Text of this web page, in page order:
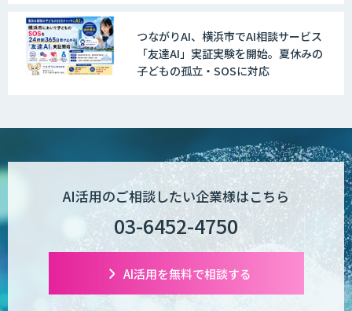
IBT BizTAPAI
オーダーメイドAI開発
つながりAI、横浜市でAI相談サービス
「友達AI」実証実験を開始。夏休みの
子どもの孤立・SOSに対応
AI活用のご相談したい企業様はこちら
03-6452-4750
AI活用を無料で相談する